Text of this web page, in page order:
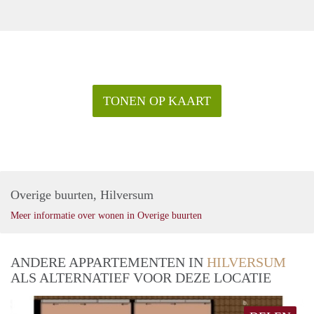
TONEN OP KAART
Overige buurten, Hilversum
Meer informatie over wonen in Overige buurten
ANDERE APPARTEMENTEN IN HILVERSUM
ALS ALTERNATIEF VOOR DEZE LOCATIE